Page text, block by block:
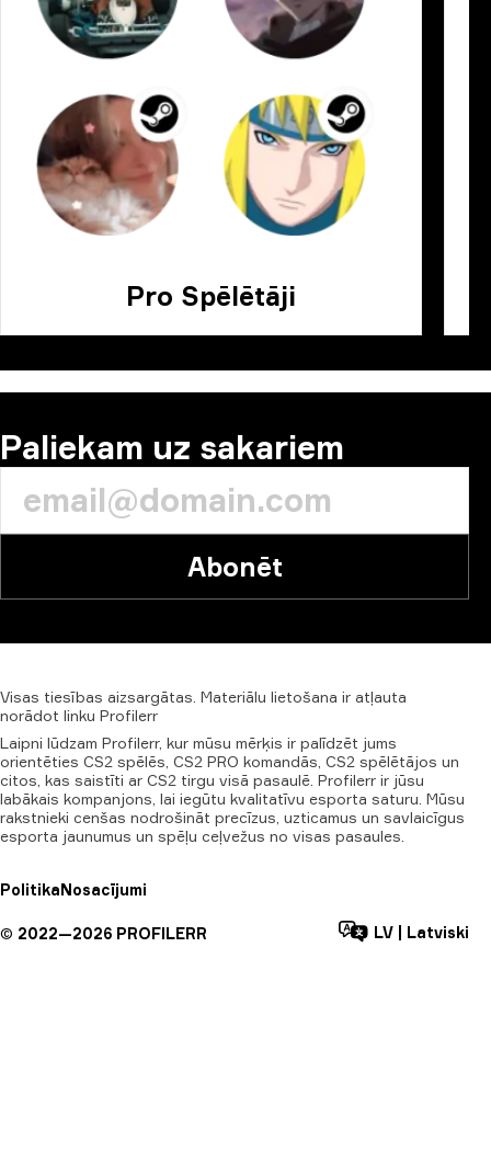
Pro Spēlētāji
Paliekam uz sakariem
Abonēt
Visas tiesības aizsargātas. Materiālu lietošana ir atļauta
norādot linku Profilerr
Laipni lūdzam Profilerr, kur mūsu mērķis ir palīdzēt jums
orientēties CS2 spēlēs, CS2 PRO komandās, CS2 spēlētājos un
citos, kas saistīti ar CS2 tirgu visā pasaulē. Profilerr ir jūsu
labākais kompanjons, lai iegūtu kvalitatīvu esporta saturu. Mūsu
rakstnieki cenšas nodrošināt precīzus, uzticamus un savlaicīgus
esporta jaunumus un spēļu ceļvežus no visas pasaules.
PolitikaNosacījumi
© 2022—2026 PROFILERR LV Latviski